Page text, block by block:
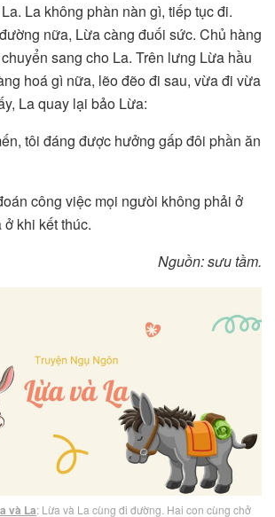
La không phàn nàn gì, tiếp tục đi.
nữa, Lừa càng đuối sức. Chủ hàng
sang cho La. Trên lưng Lừa hầu
hoá gì nữa, lẽo đẽo đi sau, vừa đi vừa
La quay lại bảo Lừa:
tôi đáng được hưởng gấp đôi phần ăn
công việc mọi ngưòi không phải ở
khi kết thúc.
Nguồn: sưu tầm.
và La: Lừa và La cùng đi đường. Hai con cùng chở